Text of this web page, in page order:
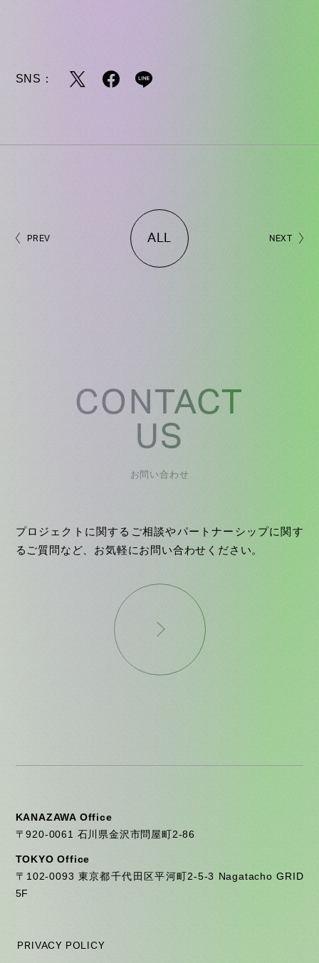
SNS：
PREV ALL NEXT
CONTACT
US
お問い合わせ
プロジェクトに関するご相談やパートナーシップに関す
るご質問など、お気軽にお問い合わせください。
KANAZAWA Office
〒920-0061 石川県金沢市問屋町2-86
TOKYO Office
〒102-0093 東京都千代田区平河町2-5-3 Nagatacho GRID
5F
PRIVACY POLICY